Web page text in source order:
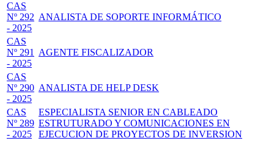
CAS
Nº 292
- 2025
ANALISTA DE SOPORTE INFORMÁTICO
CAS
Nº 291
- 2025
AGENTE FISCALIZADOR
CAS
Nº 290
- 2025
ANALISTA DE HELP DESK
CAS
Nº 289
- 2025
ESPECIALISTA SENIOR EN CABLEADO
ESTRUTURADO Y COMUNICACIONES EN
EJECUCION DE PROYECTOS DE INVERSION